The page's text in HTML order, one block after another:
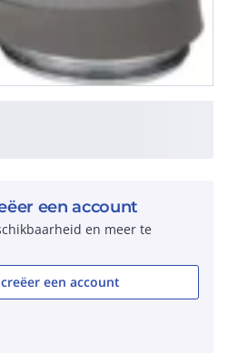
een account
en meer te
een account